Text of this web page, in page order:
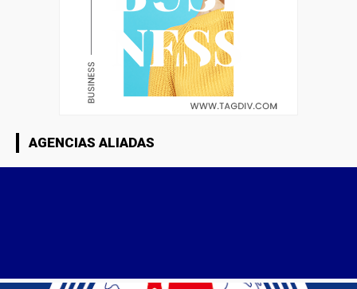
AGENCIAS ALIADAS